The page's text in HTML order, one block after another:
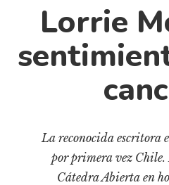
Cultura
Diccionario portátil de la
Documentos
Historia material de los libros
Lagunas mentales
Lorrie
La reconocida escritora
por primera vez
Cátedra Abierta en